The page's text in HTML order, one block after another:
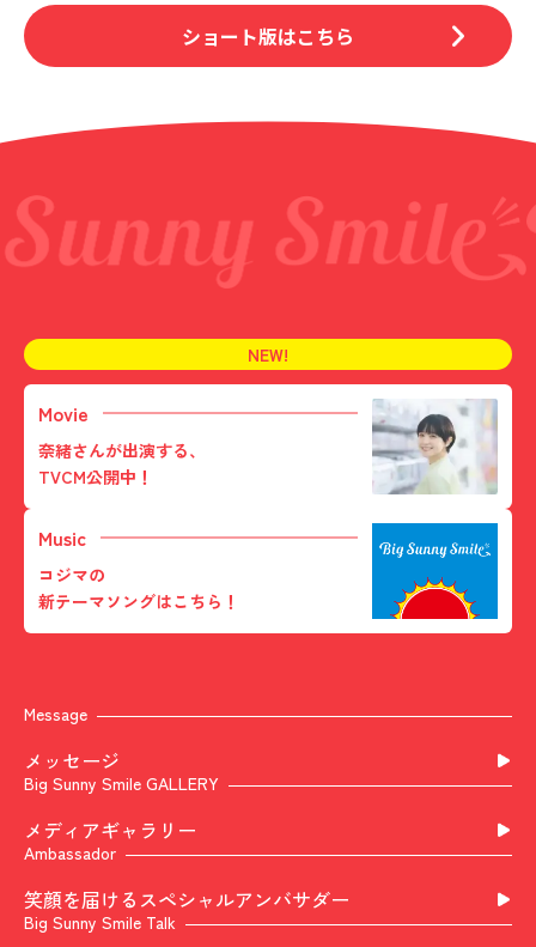
ショート版はこちら
Movie
奈緒さんが出演する、
TVCM公開中！
Music
コジマの
新テーマソングはこちら！
Message
メッセージ
Big Sunny Smile GALLERY
メディアギャラリー
Ambassador
笑顔を届ける スペシャルアンバサダー
Big Sunny Smile Talk